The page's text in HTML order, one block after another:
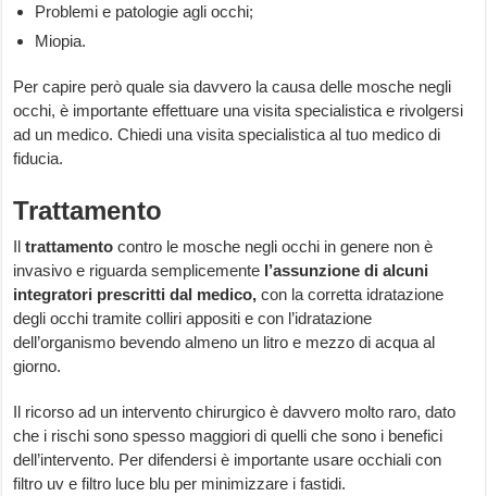
Problemi e patologie agli occhi;
Miopia.
Per capire però quale sia davvero la causa delle mosche negli
occhi, è importante effettuare una visita specialistica e rivolgersi
ad un medico. Chiedi una visita specialistica al tuo medico di
fiducia.
Trattamento
Iltrattamento contro le mosche negli occhi in genere non è
invasivo e riguarda semplicemente l’assunzione di alcuni
integratori prescritti dal medico, con la corretta idratazione
degli occhi tramite colliri appositi e con l’idratazione
dell’organismo bevendo almeno un litro e mezzo di acqua al
giorno.
Il ricorso ad un intervento chirurgico è davvero molto raro, dato
che i rischi sono spesso maggiori di quelli che sono i benefici
dell’intervento. Per difendersi è importante usare occhiali con
filtro uv e filtro luce blu per minimizzare i fastidi.